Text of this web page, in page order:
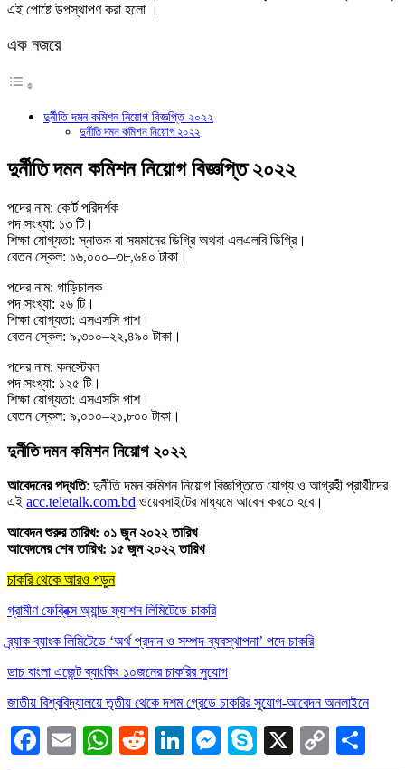
এই পোষ্টে উপস্থাপণ করা হলো ।
এক নজরে
দুর্নীতি দমন কমিশন নিয়োগ বিজ্ঞপ্তি ২০২২
দুর্নীতি দমন কমিশন নিয়োগ ২০২২
দুর্নীতি দমন কমিশন নিয়োগ বিজ্ঞপ্তি ২০২২
পদের নাম: কোর্ট পরিদর্শক
পদ সংখ্যা: ১৩ টি।
শিক্ষা যোগ্যতা: স্নাতক বা সমমানের ডিগ্রি অথবা এলএলবি ডিগ্রি।
বেতন স্কেল: ১৬,০০০–৩৮,৬৪০ টাকা।
পদের নাম: গাড়িচালক
পদ সংখ্যা: ২৬ টি।
শিক্ষা যোগ্যতা: এসএসসি পাশ।
বেতন স্কেল: ৯,৩০০–২২,৪৯০ টাকা।
পদের নাম: কনস্টেবল
পদ সংখ্যা: ১২৫ টি।
শিক্ষা যোগ্যতা: এসএসসি পাশ।
বেতন স্কেল: ৯,০০০–২১,৮০০ টাকা।
দুর্নীতি দমন কমিশন নিয়োগ ২০২২
আবেদনের পদ্ধতি: দুর্নীতি দমন কমিশন নিয়োগ বিজ্ঞপ্তিতে যোগ্য ও আগ্রহী প্রার্থীদের
এই acc.teletalk.com.bd ওয়েবসাইটের মাধ্যমে আবেন করতে হবে।
আবেদন শুরুর তারিখ: ০১ জুন ২০২২ তারিখ
আবেদনের শেষ তারিখ: ১৫ জুন ২০২২ তারিখ
চাকরি থেকে আরও পড়ুন
গ্রামীণ ফেব্রিক্স অ্যান্ড ফ্যাশন লিমিটেডে চাকরি
ব্র্যাক ব্যাংক লিমিটেডে ‘অর্থ প্রদান ও সম্পদ ব্যবস্থাপনা’ পদে চাকরি
ডাচ বাংলা এজেন্ট ব্যাংকিং ১০জনের চাকরির সুযোগ
জাতীয় বিশ্ববিদ্যালয়ে তৃতীয় থেকে দশম গ্রেডে চাকরির সুযোগ-আবেদন অনলাইনে
Facebook
EmailWhatsApp
RedditLinkedIn
Messenger
Skype
X
Copy